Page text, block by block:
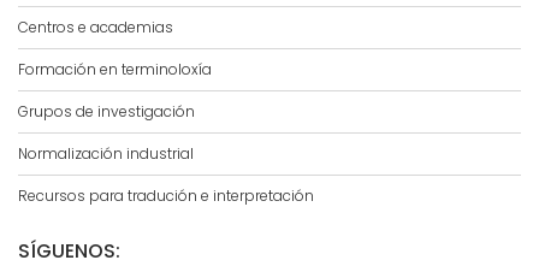
Centros e academias
Formación en terminoloxía
Grupos de investigación
Normalización industrial
Recursos para tradución e interpretación
SÍGUENOS: